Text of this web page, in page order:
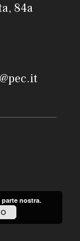
84a
nostra.